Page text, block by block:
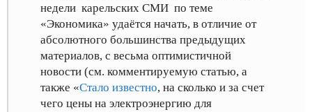
недели карельских СМИ по теме
«Экономика» удаётся начать, в отличие от
абсолютного большинства предыдущих
материалов, с весьма оптимистичной
новости (см. комментируемую статью, а
также «Стало известно, на сколько и за счет
чего цены на электроэнергию для